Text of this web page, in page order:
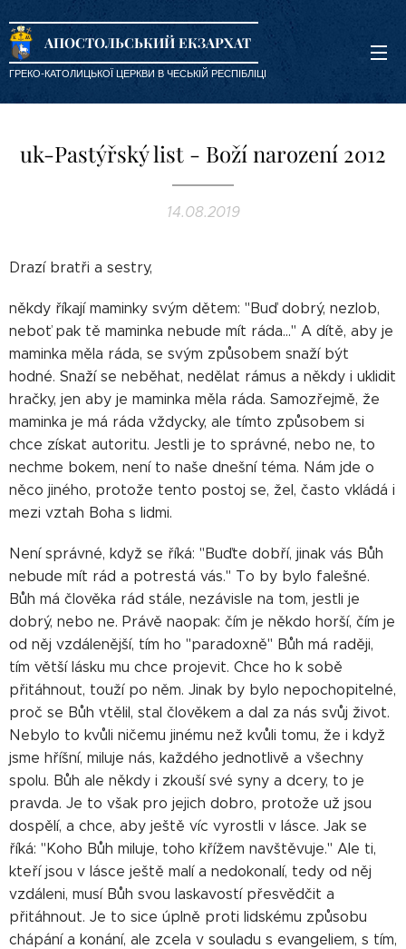
АПОСТОЛЬСЬКИЙ ЕКЗАРХАТ
ГРЕКО-КАТОЛИЦЬКОЇ ЦЕРКВИ В ЧЕСЬКІЙ РЕСПІБЛІЦІ
uk-Pastýřský list - Boží narození 2012
14.08.2019
Drazí bratři a sestry,
někdy říkají maminky svým dětem: "Buď dobrý, nezlob,
neboť pak tě maminka nebude mít ráda..." A dítě, aby je
maminka měla ráda, se svým způsobem snaží být
hodné. Snaží se neběhat, nedělat rámus a někdy i uklidit
hračky, jen aby je maminka měla ráda. Samozřejmě, že
maminka je má ráda vždycky, ale tímto způsobem si
chce získat autoritu. Jestli je to správné, nebo ne, to
nechme bokem, není to naše dnešní téma. Nám jde o
něco jiného, protože tento postoj se, žel, často vkládá i
mezi vztah Boha s lidmi.
Není správné, když se říká: "Buďte dobří, jinak vás Bůh
nebude mít rád a potrestá vás." To by bylo falešné.
Bůh má člověka rád stále, nezávisle na tom, jestli je
dobrý, nebo ne. Právě naopak: čím je někdo horší, čím je
od něj vzdálenější, tím ho "paradoxně" Bůh má raději,
tím větší lásku mu chce projevit. Chce ho k sobě
přitáhnout, touží po něm. Jinak by bylo nepochopitelné,
proč se Bůh vtělil, stal člověkem a dal za nás svůj život.
Nebylo to kvůli ničemu jinému než kvůli tomu, že i když
jsme hříšní, miluje nás, každého jednotlivě a všechny
spolu. Bůh ale někdy i zkouší své syny a dcery, to je
pravda. Je to však pro jejich dobro, protože už jsou
dospělí, a chce, aby ještě víc vyrostli v lásce. Jak se
říká: "Koho Bůh miluje, toho křížem navštěvuje." Ale ti,
kteří jsou v lásce ještě malí a nedokonalí, tedy od něj
vzdáleni, musí Bůh svou laskavostí přesvědčit a
přitáhnout. Je to sice úplně proti lidskému způsobu
chápání a konání, ale zcela v souladu s evangeliem, s tím,